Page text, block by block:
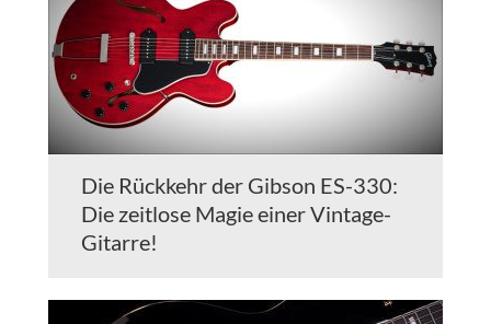
Die Rückkehr der Gibson ES-330:
Die zeitlose Magie einer Vintage-
Gitarre!